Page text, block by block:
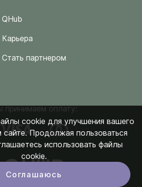
QHub
Карьера
Стать партнером
принимаем оплату:
cookie для улучшения вашего
Продолжая пользоваться
использовать файлы
cookie.
Соглашаюсь